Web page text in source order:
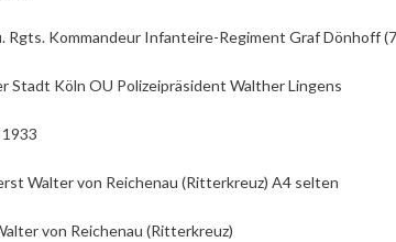
Kommandeur Infanteire-Regiment Graf Dönhoff
Stadt Köln OU Polizeipräsident Walther Lingens
Walter von Reichenau (Ritterkreuz) A4 selten
von Reichenau (Ritterkreuz)